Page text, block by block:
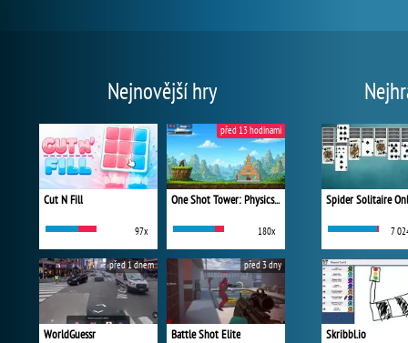
Nejnovější hry
Cut N Fill
97x
One Shot Tower: Physics Destroyer
180x
před 13 hodinami
WorldGuessr
před 1 dnem
Battle Shot Elite
před 3 dny
Spider Solitaire
7
Skribbl.io